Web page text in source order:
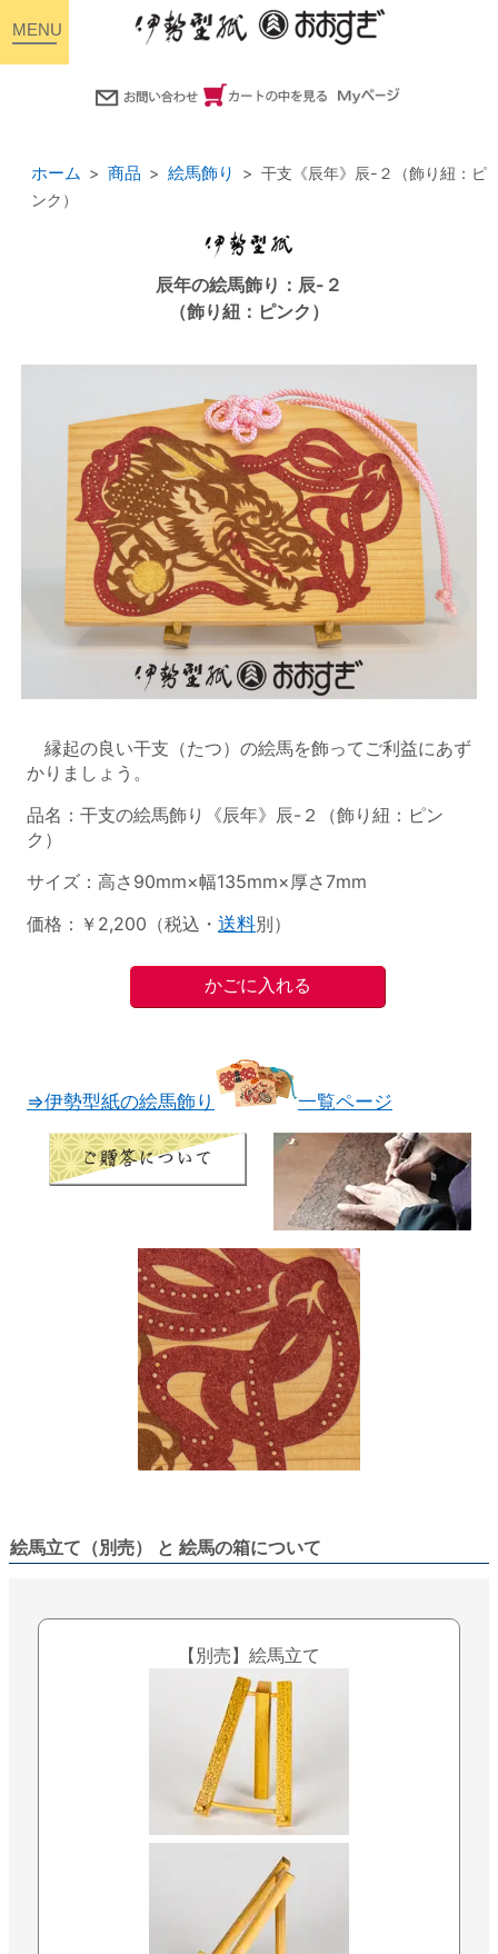
ホーム 商品 絵馬飾り
干支《辰年》辰-２（飾り紐：ピ
ンク）
辰年の絵馬飾り：辰-２
（飾り紐：ピンク）
縁起の良い干支（たつ）の絵馬を飾ってご利益にあず
かりましょう。
品名：干支の絵馬飾り《辰年》辰-２（飾り紐：ピン
ク）
サイズ：高さ90mm×幅135mm×厚さ7mm
価格：￥2,200（税込・ 送料別）
⇒伊勢型紙の絵馬飾り 一覧ページ
絵馬立て（別売） と 絵馬の箱について
【別売】絵馬立て
toggle
navigation